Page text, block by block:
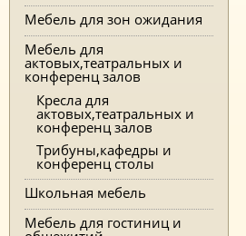
Мебель для зон ожидания
Мебель для
актовых,театральных и
конференц залов
Кресла для
актовых,театральных и
конференц залов
Трибуны,кафедры и
конференц столы
Школьная мебель
Мебель для гостиниц и